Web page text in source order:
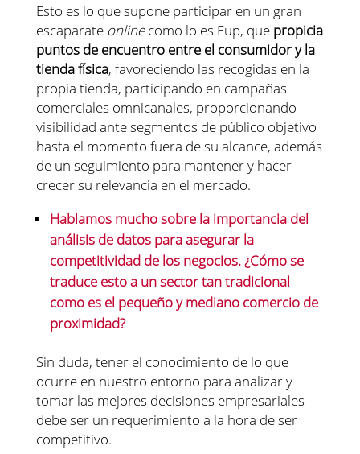
Esto es lo que supone participar en un gran
escaparate onlinecomo lo es Eup, que propicia
puntos de encuentro entre el consumidor y la
tienda física, favoreciendo las recogidas en la
propia tienda, participando en campañas
comerciales omnicanales, proporcionando
visibilidad ante segmentos de público objetivo
hasta el momento fuera de su alcance, además
de un seguimiento para mantener y hacer
crecer su relevancia en el mercado.
Hablamos mucho sobre la importancia del
análisis de datos para asegurar la
competitividad de los negocios. ¿Cómo se
traduce esto a un sector tan tradicional
como es el pequeño y mediano comercio de
proximidad?
Sin duda, tener el conocimiento de lo que
ocurre en nuestro entorno para analizar y
tomar las mejores decisiones empresariales
debe ser un requerimiento a la hora de ser
competitivo.